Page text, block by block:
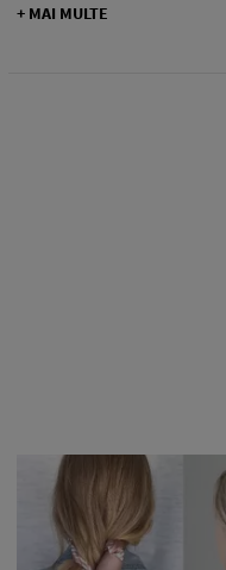
+ MAI MULTE